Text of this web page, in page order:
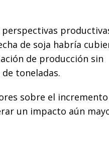
de soja habría
de producción sin
toneladas.
sobre el
un impacto aún